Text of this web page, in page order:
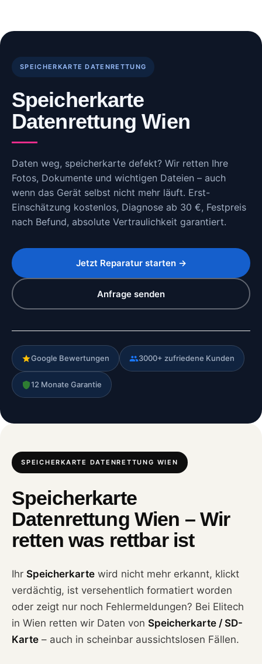
content
SPEICHERKARTE DATENRETTUNG
Speicherkarte
Datenrettung Wien
Daten weg, speicherkarte defekt? Wir retten Ihre
Fotos, Dokumente und wichtigen Dateien – auch
wenn das Gerät selbst nicht mehr läuft. Erst-
Einschätzung kostenlos, Diagnose ab 30 €, Festpreis
nach Befund, absolute Vertraulichkeit garantiert.
Jetzt Reparatur starten →
Anfrage senden
Google Bewertungen 3000+ zufriedene Kunden
12 Monate Garantie
SPEICHERKARTE DATENRETTUNG WIEN
Speicherkarte
Datenrettung Wien – Wir
retten was rettbar ist
Ihr Speicherkarte wird nicht mehr erkannt, klickt
verdächtig, ist versehentlich formatiert worden
oder zeigt nur noch Fehlermeldungen? Bei Elitech
in Wien retten wir Daten von Speicherkarte / SD-
Karte – auch in scheinbar aussichtslosen Fällen.